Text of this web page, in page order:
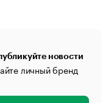
новости
личный бренд